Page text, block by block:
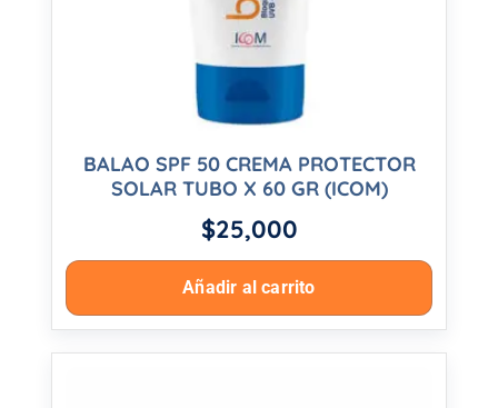
BALAO SPF 50 CREMA PROTECTOR
SOLAR TUBO X 60 GR (ICOM)
$25,000
Añadir al carrito